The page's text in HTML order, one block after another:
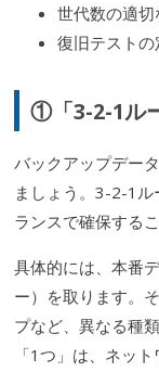
世代数の適切
復旧テスト
①「3-2-1ル
バックアップデー
ましょう。3-2-1
ランスで確保する
具体的には、本番
ー）を取ります。
プなど、異なる種
「1つ」は、ネッ